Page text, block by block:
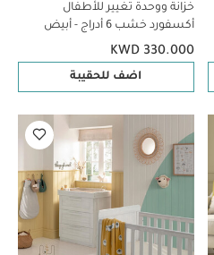
خزانة ووحدة تغيير للأطفال
أكسفورد خشب 6 أدراج - أبيض
KWD 330.000
اضف للحقيبة